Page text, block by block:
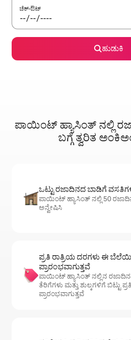
ಚೆಕ್-ಔಟ್
ಹುಡುಕಿ
ಪಾಯಿಂಟ್ ಹ್ಯಾಸಿಂತ್ ನಲ್ಲಿ
ಬಗ್ಗೆ ತ್ವರಿತ
ಒಟ್ಟು ರಜಾದಿನದ ಬಾಡಿಗೆ
ಪಾಯಿಂಟ್ ಹ್ಯಾಸಿಂತ್ ನಲ್ಲಿ 50
ಅನ್ವೇಷಿಸಿ
ಪ್ರತಿ ರಾತ್ರಿಯ ದರಗಳು ಈ
ಪ್ರಾರಂಭವಾಗುತ್ತವೆ
ಪಾಯಿಂಟ್ ಹ್ಯಾಸಿಂತ್ ನಲ್ಲಿನ
ತೆರಿಗೆಗಳು ಮತ್ತು ಶುಲ್ಕಗಳಿಗೆ ಬಿಟ್ಟು
ಪ್ರಾರಂಭವಾಗುತ್ತವೆ